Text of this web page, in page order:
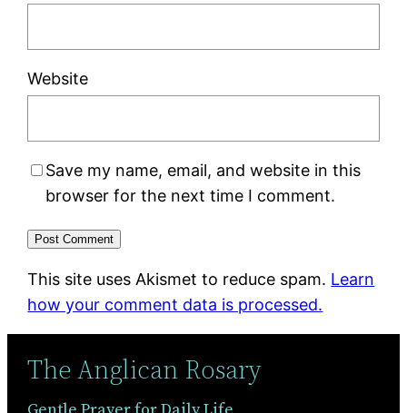
Website
Save my name, email, and website in this
browser for the next time I comment.
This site uses Akismet to reduce spam. Learn
how your comment data is processed.
The Anglican Rosary